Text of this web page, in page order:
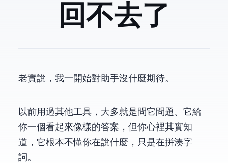
回不去了
老實說，我一開始對 AI 助手沒什麼期待。
以前用過其他工具，大多就是問它問題、它給
你一個看起來像樣的答案，但你心裡其實知
道，它根本不懂你在說什麼，只是在拼湊字
詞。